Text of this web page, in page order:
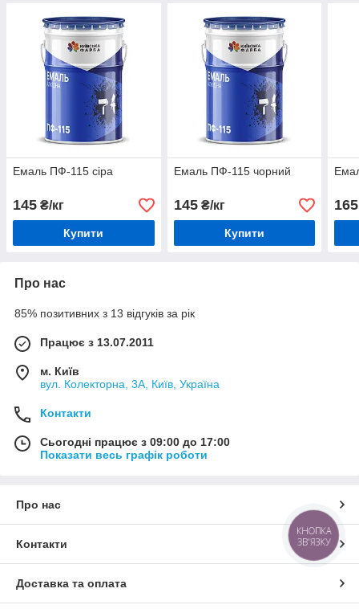
Емаль ПФ-115 сіра
145 ₴/кг
Купити
Емаль ПФ-115 чорний
145₴/кг
Купити
165
Про нас
85% позитивних з 13 відгуків за рік
Працює з 13.07.2011
м. Київ
вул. Колекторна, 3А, Київ, Україна
Контакти
Сьогодні працює з 09:00 до 17:00
Показати весь графік роботи
Про нас
Контакти
Доставка та оплата
КНОПКА
ЗВ'ЯЗКУ